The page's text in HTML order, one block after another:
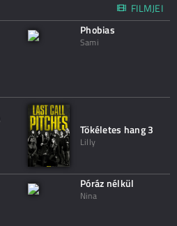
FILMJEI
Phobias
Sami
Tökéletes hang 3
Lilly
Póráz nélkül
Nina